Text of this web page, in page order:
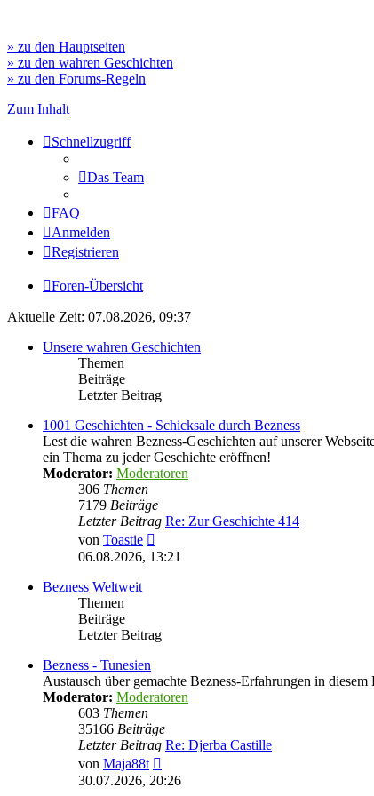
» zu den Hauptseiten
» zu den wahren Geschichten
» zu den Forums-Regeln
Zum Inhalt
Schnellzugriff
Das Team
FAQ
Anmelden
Registrieren
Foren-Übersicht
Aktuelle Zeit: 07.08.2026, 09:37
Unsere wahren Geschichten
Themen
Beiträge
Letzter Beitrag
1001 Geschichten - Schicksale durch Bezness
Lest die wahren Bezness-Geschichten auf unserer
ein Thema zu jeder Geschichte eröffnen!
Moderator: Moderatoren
306 Themen
7179 Beiträge
Letzter Beitrag Re: Zur Geschichte 414
von Toastie
Beitrag
06.08.2026, 13:21
Bezness Weltweit
Themen
Beiträge
Letzter Beitrag
Bezness - Tunesien
Austausch über gemachte Bezness-Erfahrungen in diesem
Moderator: Moderatoren
603 Themen
35166 Beiträge
Letzter Beitrag Re: Djerba Castille
von Maja88t
Beitrag
30.07.2026, 20:26